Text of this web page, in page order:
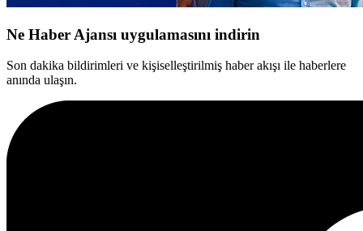
Ne Haber Ajansı uygulamasını indirin
Son dakika bildirimleri ve kişiselleştirilmiş haber akışı ile haberlere
anında ulaşın.